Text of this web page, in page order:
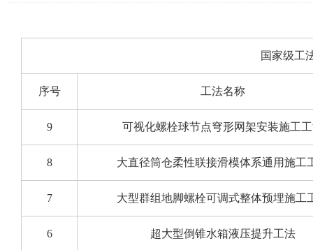
国家级工
序号 工法名称
9 可视化螺栓球节点穹形网架安装施工
8 大直径筒仓柔性联接滑模体系通用施工
7 大型群组地脚螺栓可调式整体预埋施工
6 超大型倒锥水箱液压提升工法